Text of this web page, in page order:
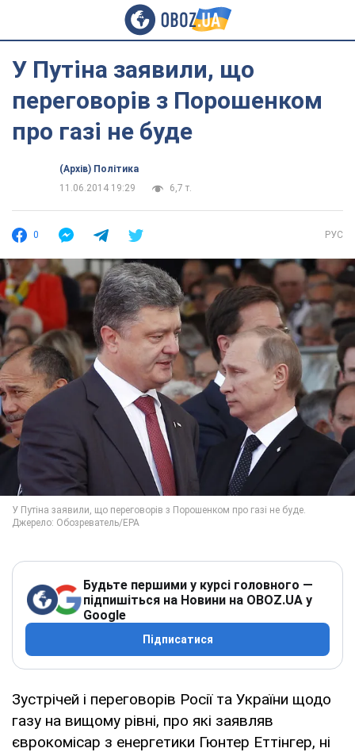
У Путіна заявили, що
переговорів з Порошенком
про газі не буде
(Архів) Політика
11.06.2014 19:29
6,7 т.
0 РУС
Будьте першими у курсі головного —
підпишіться на Новини на OBOZ.UA у
Google
Підписатися
Зустрічей і переговорів Росії та України щодо
газу на вищому рівні, про які заявляв
єврокомісар з енергетики Гюнтер Еттінгер, ні